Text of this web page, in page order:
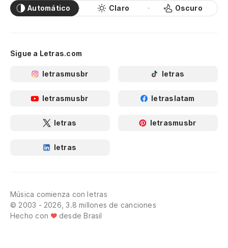
Automático Claro Oscuro
Sigue a Letras.com
letrasmusbr letras
letrasmusbr letraslatam
letras letrasmusbr
letras
Música comienza con letras
© 2003 - 2026, 3.8 millones de canciones
Hecho con
desde Brasil